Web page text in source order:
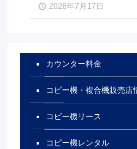
2026年7月17日
カウンター料金
コピー機・複合機販売店
コピー機リース
コピー機レンタル